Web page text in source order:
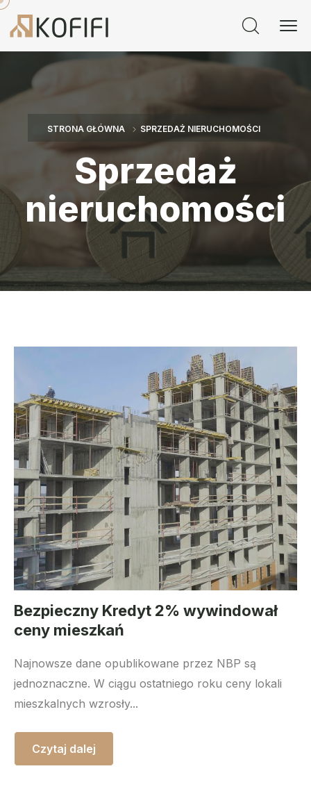
STRONA GŁÓWNA SPRZEDAŻ NIERUCHOMOŚCI
Sprzedaż
nieruchomości
Bezpieczny Kredyt 2% wywindował
ceny mieszkań
Najnowsze dane opublikowane przez NBP są
jednoznaczne. W ciągu ostatniego roku ceny lokali
mieszkalnych wzrosły...
Czytaj dalej